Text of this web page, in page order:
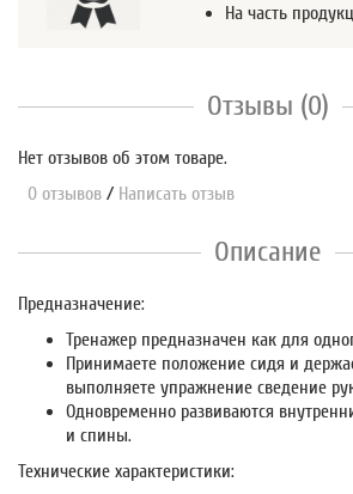
На часть
Отзывы (0)
Нет отзывов об этом товаре.
0 отзывов / Написать отзыв
Описание
Предназначение:
Тренажер предназначен как для
Принимаете положение сидя и
выполняете упражнение сведение
Одновременно развиваются
и спины.
Технические характеристики: